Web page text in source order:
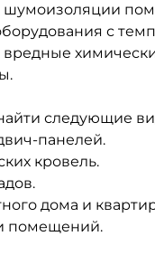
с
следующие
панелей.
кровель.
дома и
помещений.